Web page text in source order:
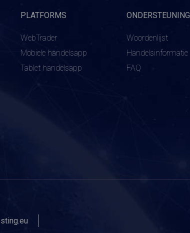
PLATFORMS
WebTrader
Mobiele handelsapp
Tablet handelsapp
ONDERSTEUNING
Woordenlijst
Handelsinformatie
FAQ